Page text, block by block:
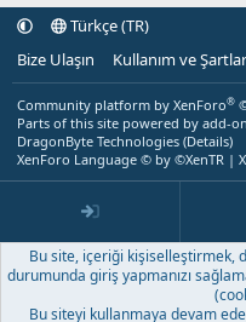
Türkçe (TR)
Bize Ulaşın
Kullanım ve Şartlar
Community platform by XenForo®
Parts of this site powered by add-
DragonByte Technologies (Details)
XenForo Language © by ©XenTR |
Bu site, içeriği kişiselleştirmek,
durumunda giriş yapmanızı
Bu siteyi kullanmaya devam